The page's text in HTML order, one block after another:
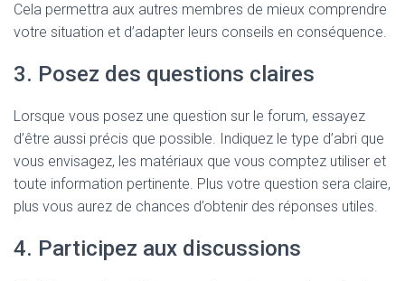
Cela permettra aux autres membres de mieux comprendre
votre situation et d’adapter leurs conseils en conséquence.
3. Posez des questions claires
Lorsque vous posez une question sur le forum, essayez
d’être aussi précis que possible. Indiquez le type d’abri que
vous envisagez, les matériaux que vous comptez utiliser et
toute information pertinente. Plus votre question sera claire,
plus vous aurez de chances d’obtenir des réponses utiles.
4. Participez aux discussions